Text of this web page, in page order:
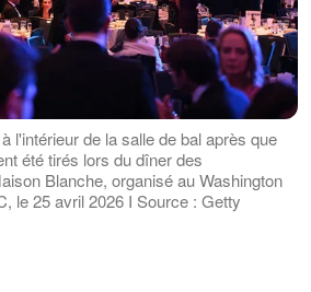
l'intérieur de la salle de bal après que
été tirés lors du dîner des
Blanche, organisé au Washington
le 25 avril 2026 I Source : Getty